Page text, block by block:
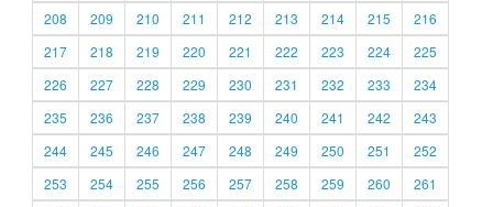
208
209 210 211 212 213 214 215
216
217
218 219 220 221 222 223 224
225
226
227 228 229 230 231 232 233
234
235
236 237 238 239 240 241 242
243
244
245 246 247 248 249 250 251
252
253
254 255 256 257 258 259 260
261